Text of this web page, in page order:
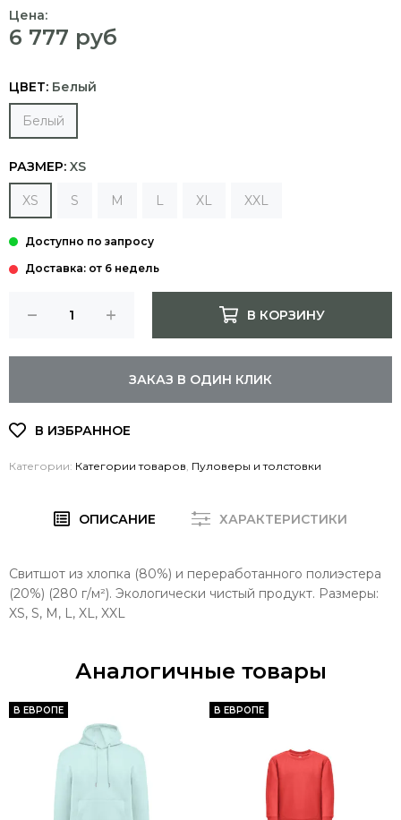
Цена:
6 777 руб
ЦВЕТ: Белый
Белый
РАЗМЕР: XS
XS S M L XL XXL
Доставка: от 6 недель
В КОРЗИНУ
ЗАКАЗ В ОДИН КЛИК
Категории: Категории товаров Пуловеры и толстовки
ОПИСАНИЕ ХАРАКТЕРИСТИКИ
Свитшот из хлопка (80%) и переработанного полиэстера
(20%) (280 г/м²). Экологически чистый продукт. Размеры:
XS, S, M, L, XL, XXL
Аналогичные товары
В ЕВРОПЕ В ЕВРОПЕ